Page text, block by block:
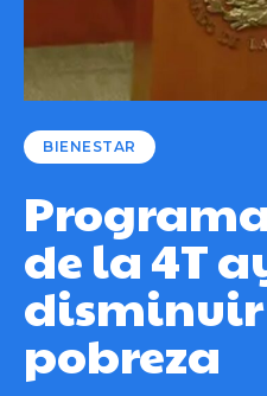
BIENESTAR
de la 4T
pobreza